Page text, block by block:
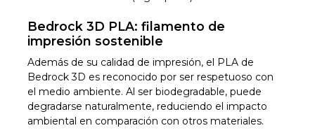
Bedrock 3D PLA: filamento de
impresión sostenible
Además de su calidad de impresión, el PLA de
Bedrock 3D es reconocido por ser respetuoso con
el medio ambiente. Al ser biodegradable, puede
degradarse naturalmente, reduciendo el impacto
ambiental en comparación con otros materiales.